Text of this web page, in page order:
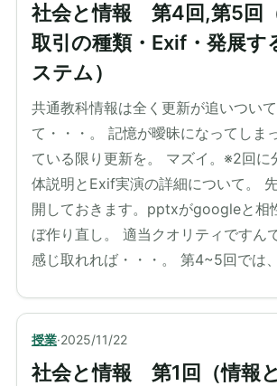
社会と情報 第4回,第5回
取引の種類・Exif・発展す
ステム）
共通教科情報は全く更新が追いついて
て・・・。 記憶が曖昧になってしま
ている限り更新を。 マズイ。※2回に
体説明とExif実演の詳細について。
開しておきます。pptxがgoogleと相
ぼ作り直し。 適当クオリティですん
感じ取れれば・・・。 第4~5回では、
授業·2025/11/22
社会と情報 第1回（情報